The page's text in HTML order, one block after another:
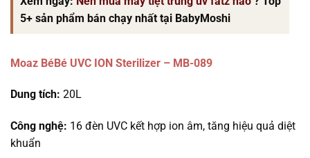
5+ sản phẩm bán chạy nhất tại BabyMoshi
Moaz BéBé UVC ION Sterilizer – MB-089
Dung tích: 20L
Công nghệ: 16 đèn UVC kết hợp ion âm, tăng hiệu quả diệt
khuẩn